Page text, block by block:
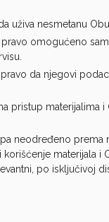
uživa nesmetanu
omogućeno
da njegovi
pristup
neodređeno prema
materijala i
po isključivoj